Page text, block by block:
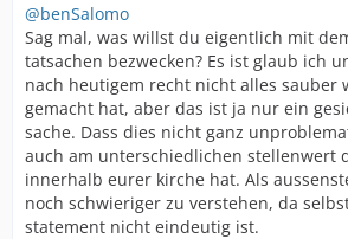
@benSalomo
Sag mal, was willst du eigentlich mit
tatsachen bezwecken? Es ist glaub ich
nach heutigem recht nicht alles sauber
gemacht hat, aber das ist ja nur ein
sache. Dass dies nicht ganz
auch am unterschiedlichen stellenwert
innerhalb eurer kirche hat. Als
noch schwieriger zu verstehen, da
statement nicht eindeutig ist.